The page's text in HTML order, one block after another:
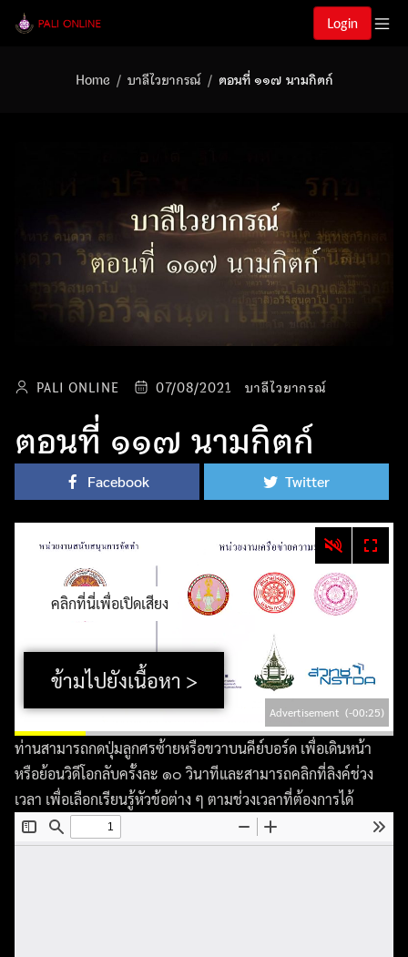
Login
Home บาลีไวยากรณ์ ตอนที่ ๑๑๗ นามกิตก์
PALI ONLINE 07/08/2021 บาลีไวยากรณ์
ตอนที่ ๑๑๗ นามกิตก์
Facebook Twitter
ข้ามไปยังเนื้อหา >
Advertisement (-00:24)
คลิกที่นี่เพื่อเปิดเสียง
ท่านสามารถกดปุ่มลูกศรซ้ายหรือขวาบนคีย์บอร์ด เพื่อเดินหน้า
หรือย้อนวิดีโอกลับครั้งละ ๑๐ วินาทีและสามารถคลิกที่ลิงค์ช่วง
เวลา เพื่อเลือกเรียนรู้หัวข้อต่าง ๆ ตามช่วงเวลาที่ต้องการได้